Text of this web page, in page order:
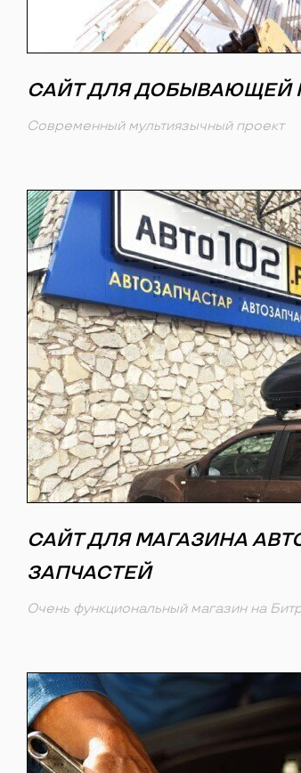
САЙТ ДЛЯ ДОБЫВАЮЩЕЙ
Современный мультиязычный проект
САЙТ ДЛЯ МАГАЗИНА
ЗАПЧАСТЕЙ
Очень функциональный магазин на